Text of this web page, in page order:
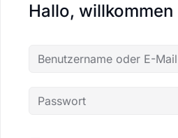
Hallo, willkommen